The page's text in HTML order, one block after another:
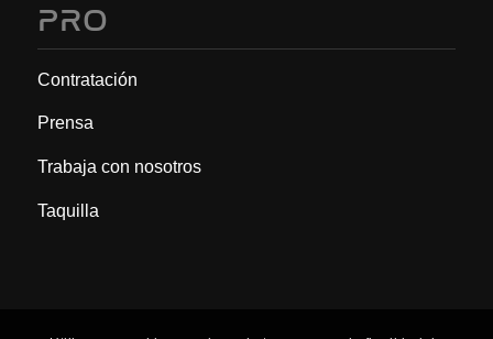
PRO
Contratación
Prensa
Trabaja con nosotros
Taquilla